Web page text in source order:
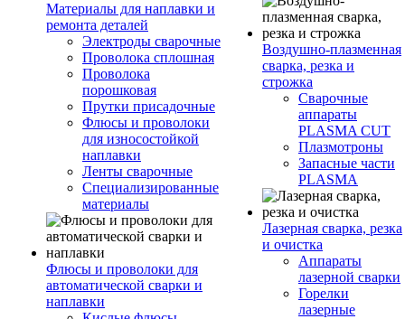
Материалы для наплавки и
ремонта деталей
Электроды сварочные
Проволока сплошная
Проволока
порошковая
Прутки присадочные
Флюсы и проволоки
для износостойкой
наплавки
Ленты сварочные
Специализированные
материалы
Флюсы и проволоки для
автоматической сварки и
наплавки
Воздушно-плазменная
сварка, резка и
строжка
Сварочные
аппараты
PLASMA CUT
Плазмотроны
Запасные части
PLASMA
Лазерная сварка, резка
и очистка
Аппараты
лазерной сварки
Горелки
лазерные